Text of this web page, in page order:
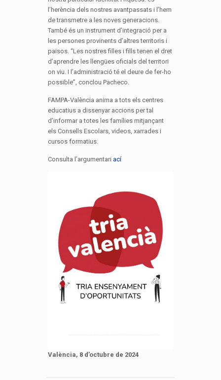
l’herència dels nostres avantpassats i l’hem
de transmetre a les noves generacions.
També és un instrument d’integració per a
les persones provinents d’altres territoris i
països. “Les nostres filles i fills tenen el dret
d’aprendre les llengües oficials del territori
on viu. I l’administració té el deure de fer-ho
possible”, conclou Pacheco.
FAMPA-València anima a tots els centres
educatius a dissenyar accions per tal
d’informar a totes les famílies mitjançant
els Consells Escolars, videos, xarrades i
cursos formatius.
Consulta l’argumentari ací
València, 8 d’octubre de 2024